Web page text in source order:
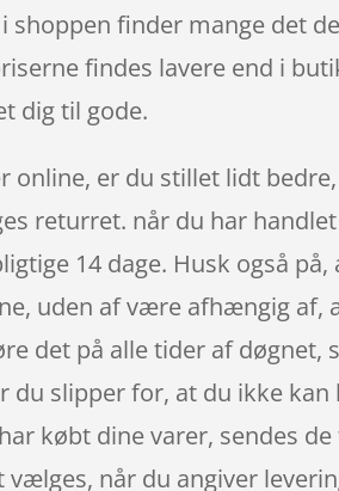
finder mange det
findes lavere end i
dig til gode.
online, er du stillet lidt
returret. når du har
14 dage. Husk også
uden af være afhængig
det på alle tider af
slipper for, at du ikke
købt dine varer, sendes
når du angiver